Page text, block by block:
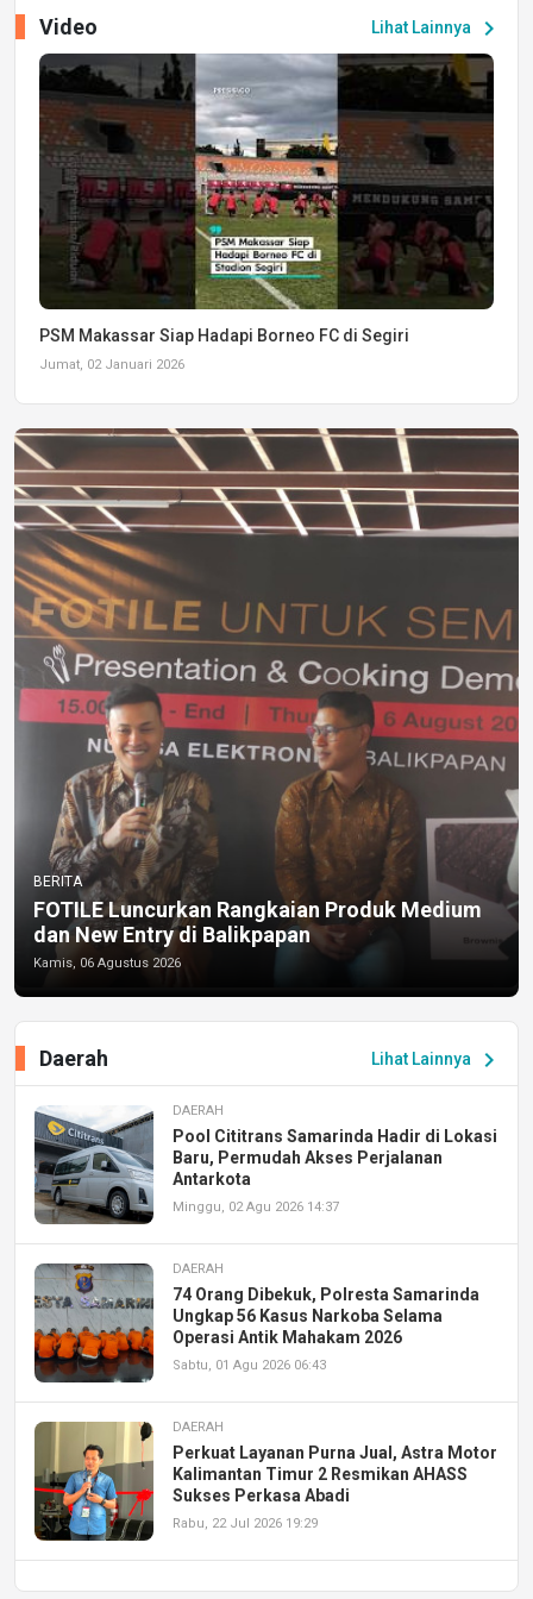
Lihat Lainnya chevron_right
Video
PSM Makassar Siap Hadapi Borneo FC di Segiri
Jumat, 02 Januari 2026
BERITA
FOTILE Luncurkan Rangkaian Produk Medium
dan New Entry di Balikpapan
Kamis, 06 Agustus 2026
Lihat Lainnya chevron_right
Daerah
DAERAH
Pool Cititrans Samarinda Hadir di Lokasi
Baru, Permudah Akses Perjalanan
Antarkota
Minggu, 02 Agu 2026 14:37
DAERAH
74 Orang Dibekuk, Polresta Samarinda
Ungkap 56 Kasus Narkoba Selama
Operasi Antik Mahakam 2026
Sabtu, 01 Agu 2026 06:43
DAERAH
Perkuat Layanan Purna Jual, Astra Motor
Kalimantan Timur 2 Resmikan AHASS
Sukses Perkasa Abadi
Rabu, 22 Jul 2026 19:29